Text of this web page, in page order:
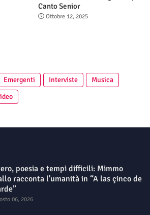
Canto Senior
Ottobre 12, 2025
Emergenti Interviste
Musica
poesia e tempi difficili: Mimmo
racconta l'umanità in “A las çinco de
06, 2026